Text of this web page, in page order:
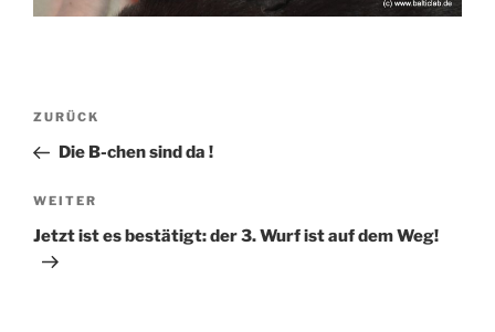
Beitragsnavigation
Vorheriger
Beitrag
ZURÜCK
Die B-chen sind da !
Nächster
Beitrag
WEITER
Jetzt ist es bestätigt: der 3. Wurf ist auf dem Weg!